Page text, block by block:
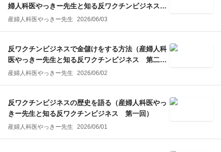
婦人科医やっきー先生と知る反ワクチンビジネス
第三回）
産婦人科医やっきー先生 2026/06/03
反ワクチンビジネスで金儲けをする方法（産婦人科
医やっきー先生と知る反ワクチンビジネス 第二
回）
産婦人科医やっきー先生 2026/06/02
反ワクチンビジネスの歴史を語る（産婦人科医やっ
きー先生と知る反ワクチンビジネス 第一回）
産婦人科医やっきー先生 2026/06/01